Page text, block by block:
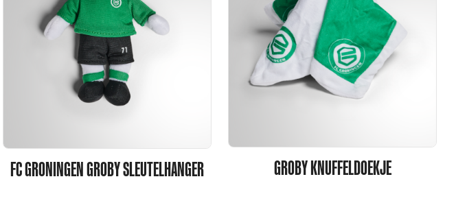
FC GRONINGEN GROBY SLEUTELHANGER GROBY KNUFFELDOEKJE